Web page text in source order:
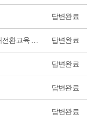
답변완료
서울어린이정원페스티벌 최고 - 생태전환교육 화계유치원 (판넬 재활용 문의) 답변완료
답변완료
답변완료
답변완료